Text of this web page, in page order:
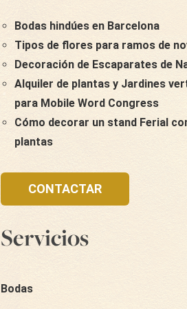
Bodas hindúes en Barcelona
Tipos de flores para ramos de
Decoración de Escaparates de
Alquiler de plantas y Jardines
para Mobile Word Congress
Cómo decorar un stand Ferial
plantas
CONTACTAR
Servicios
Bodas